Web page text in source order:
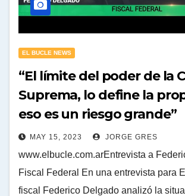
EL BUCLE NEWS
“El límite del poder de la
Suprema, lo define la
eso es un riesgo grande”
MAY 15, 2023 JORGE GRES
www.elbucle.com.arEntrevista a
Fiscal Federal En una entrevista para
fiscal Federico Delgado analizó la